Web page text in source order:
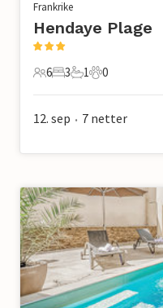
Frankrike
Hendaye Plage
6 Gjester
6
3 Soverom
3
1 Bad
1
0 Kjæledyr
0
12. sep • 7 netter